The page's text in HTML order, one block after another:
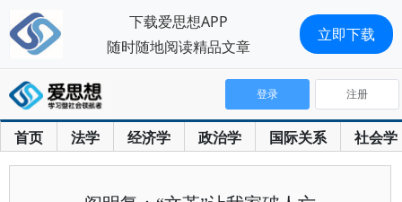
首页 法学 经济学 政治学 国际关系 社会学
登录 注册
下载爱思想APP
随时随地阅读精品文章
立即下载